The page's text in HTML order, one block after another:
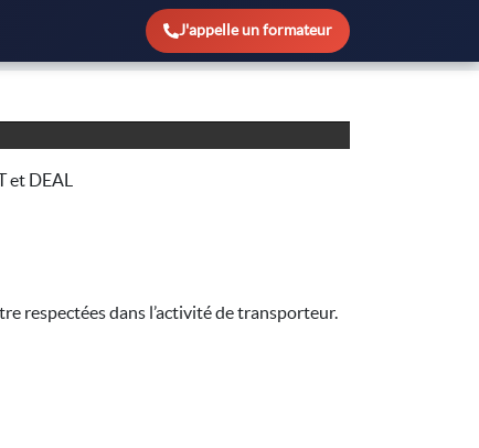
J'appelle un formateur
et DEAL
respectées dans l’activité de transporteur.